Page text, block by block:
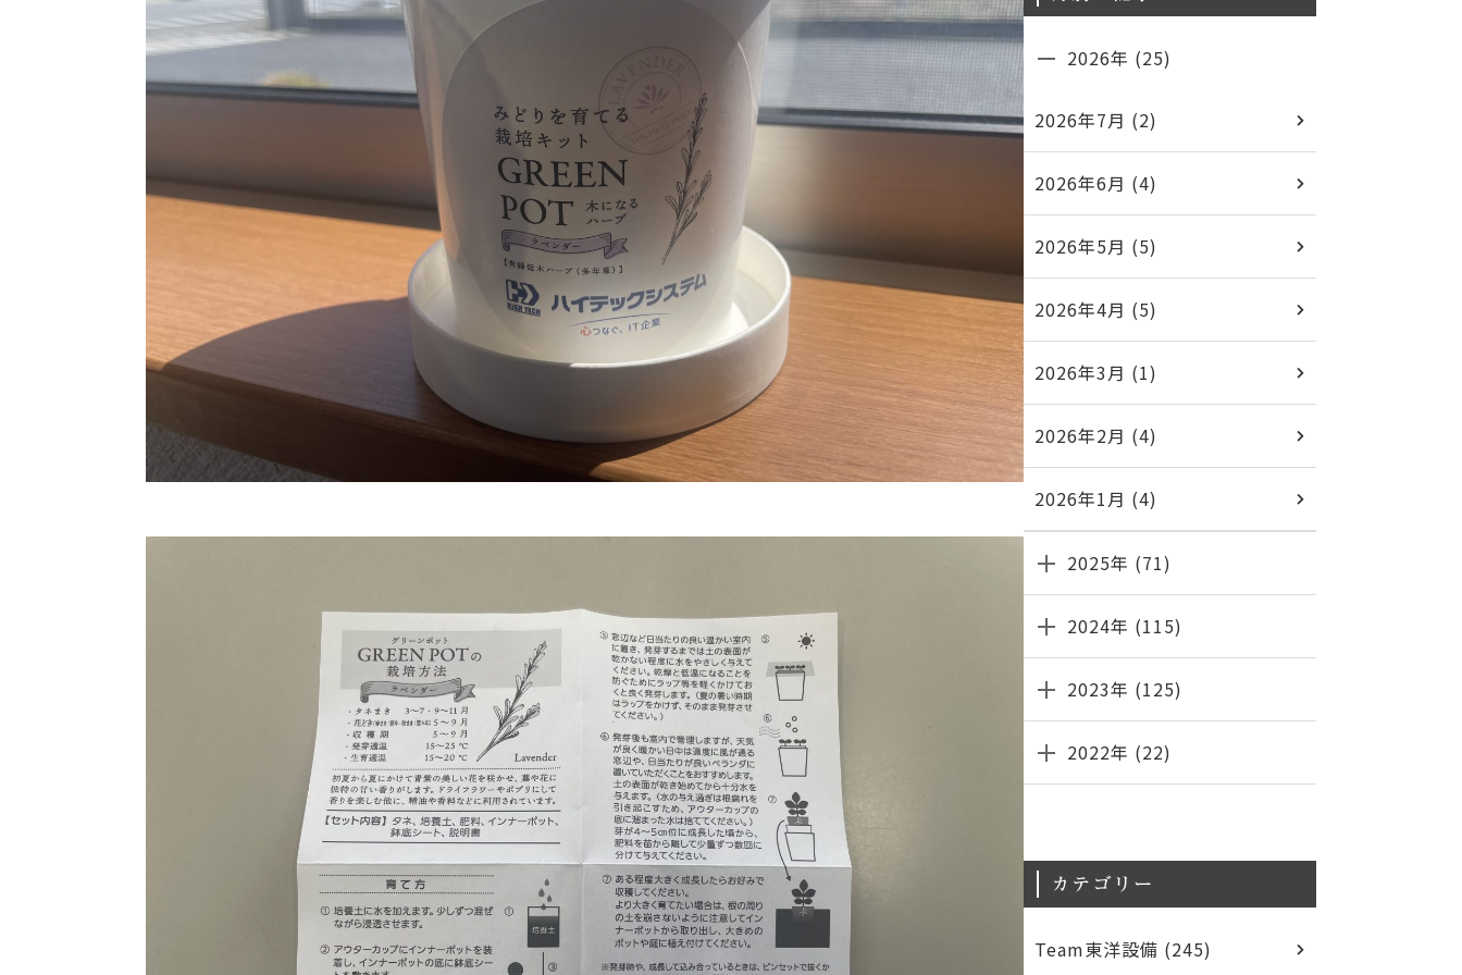
2026年 (25)
2026年7月 (2)
2026年6月 (4)
2026年5月 (5)
2026年4月 (5)
2026年3月 (1)
2026年2月 (4)
2026年1月 (4)
2025年 (71)
2024年 (115)
2023年 (125)
2022年 (22)
カテゴリー
Team東洋設備 (245)